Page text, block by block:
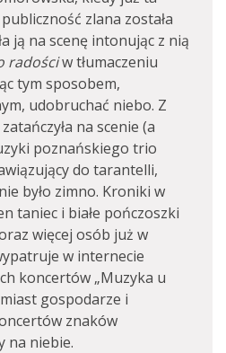
zlana została
ją na scenę intonując z nią
radościw tłumaczeniu
tym sposobem,
udobruchać niebo. Z
na scenie (a
poznańskiego trio
do tarantelli,
było zimno. Kroniki w
taniec i białe pończoszki
więcej osób już w
w internecie
koncertów „Muzyka u
gospodarze i
znaków
na niebie.